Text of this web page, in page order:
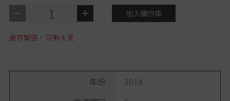
1 加入購物車
倉存緊張，只剩 4 支
年份
2014